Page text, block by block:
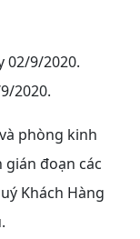
02/9/2020.
2020.
phòng kinh
đoạn các
Khách Hàng